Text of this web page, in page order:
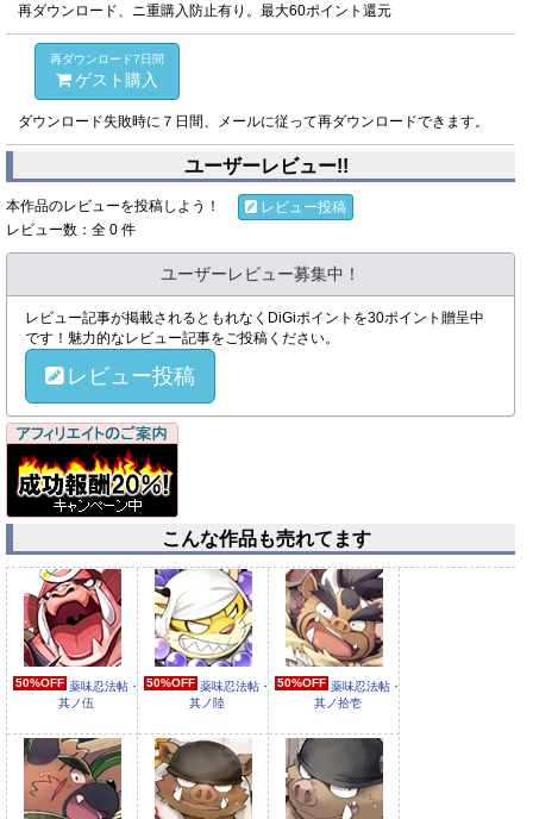
再ダウンロード、ニ重購入防止有り。最大60ポイント還元
再ダウンロード7日間
ゲスト購入
ダウンロード失敗時に７日間、メールに従って再ダウンロードできます。
ユーザーレビュー!!
本作品のレビューを投稿しよう！
レビュー投稿
レビュー数：全 0 件
ユーザーレビュー募集中！
レビュー記事が掲載されるともれなくDiGiポイントを30ポイント贈呈中
です！魅力的なレビュー記事をご投稿ください。
レビュー投稿
こんな作品も売れてます
50%OFF 薬味忍法帖・
其ノ伍
50%OFF 薬味忍法帖・
其ノ陸
50%OFF 薬味忍法帖・
其ノ拾壱